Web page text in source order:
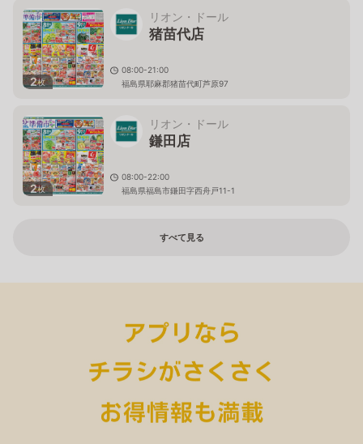
2枚
リオン・ドール
猪苗代店
08:00-21:00
福島県耶麻郡猪苗代町芦原97
2枚
リオン・ドール
鎌田店
08:00-22:00
福島県福島市鎌田字西舟戸11-1
すべて見る